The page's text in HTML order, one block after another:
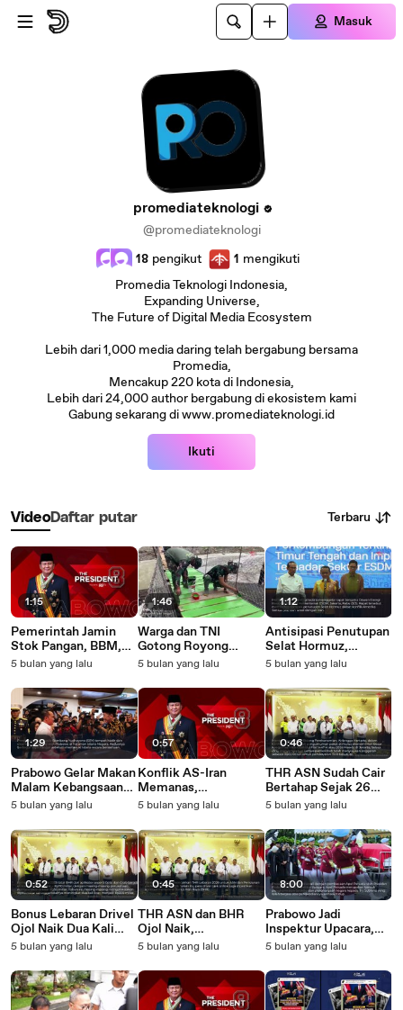
Lewatkan ke konten utama
Masuk
promediateknologi
@promediateknologi
18 pengikut 1 mengikuti
Promedia Teknologi Indonesia,
Expanding Universe,
The Future of Digital Media Ecosystem
Lebih dari 1,000 media daring telah bergabung bersama
Promedia,
Mencakup 220 kota di Indonesia,
Lebih dari 24,000 author bergabung di ekosistem kami
Gabung sekarang di www.promediateknologi.id
Ikuti
VideoDaftar putar Terbaru
1:15
Pemerintah Jamin
Stok Pangan, BBM,
dan LPG Aman
2026
5 bulan yang lalu
1:29
Prabowo Gelar Makan
Malam Kebangsaan
Bersama Para Mantan
Umum Parpol
5 bulan yang lalu
0:52
Bonus Lebaran Drivel
Ojol Naik Dua Kali
Lipat, Cek
5 bulan yang lalu
1:46
Warga dan TNI
Gotong Royong
Percepat
Jembatan Gantung di
Aceh
5 bulan yang lalu
0:57
Konflik AS-Iran
Memanas,
Pemerintah Pastikan
Pemulangan Jemaah
Umrah
5 bulan yang lalu
0:45
THR ASN dan BHR
Ojol Naik,
Pemerintah
Pertumbuhan
Ekonomi RI Melesat
5 bulan yang lalu
1:12
Antisipasi Penutupan
Selat Hormuz,
Pemerintah Alihkan
Minyak
5 bulan yang lalu
0:46
THR ASN Sudah Cair
Bertahap Sejak 26
Februari, Berikut
5 bulan yang lalu
8:00
Prabowo Jadi
Inspektur Upacara,
Pimpin Prosesi
Almarhum Try
Sutrisno dengan
Khidmat
5 bulan yang lalu